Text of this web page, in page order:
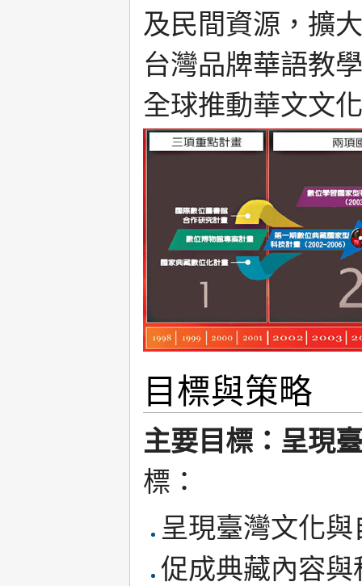
及民間資源，擴
台灣品牌華語教
全球推動華文文
目標與策略
主要目標：呈現
標：
呈現臺灣文化
促成典藏內容